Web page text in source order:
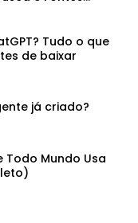
Tudo o que
de baixar
já criado?
Todo Mundo Usa